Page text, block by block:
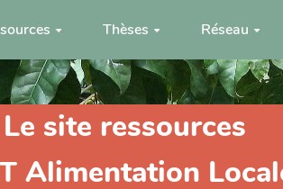
Thèses Réseau
Le site ressources
Alimentation